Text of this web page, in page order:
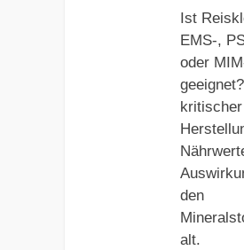
Ist
EMS-,
oder
den
alt.